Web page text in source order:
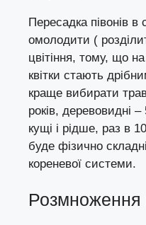
Пересадка півонів в
омолодити (
цвітіння, тому, що
квітки стають
краще вибирати
років, деревовидні
кущі і рідше, раз в
буде фізично
кореневої системи.
Розмноження